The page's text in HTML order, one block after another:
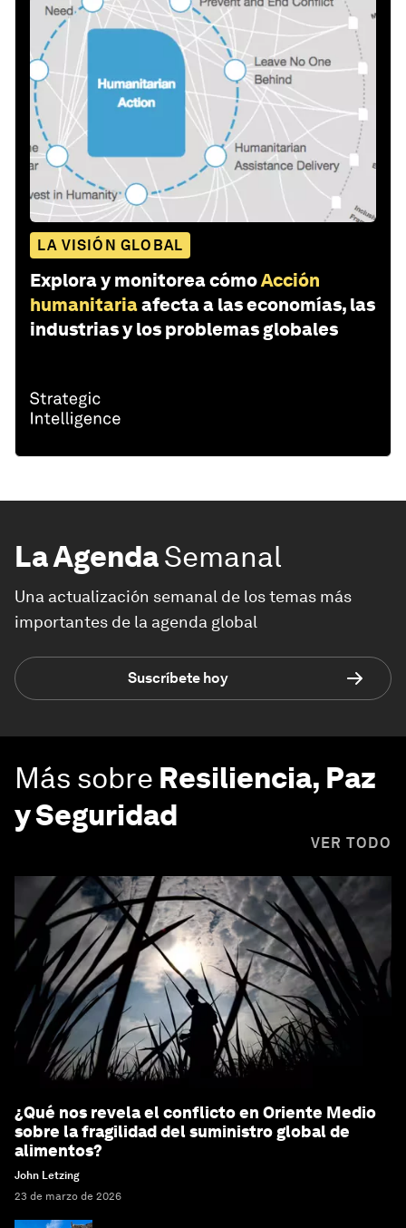
LA VISIÓN GLOBAL
Explora y monitorea cómoAcción
humanitariaafecta a las economías, las
industrias y los problemas globales
La AgendaSemanal
Una actualización semanal de los temas más
importantes de la agenda global
Suscríbete hoy
Más sobre Resiliencia, Paz
y Seguridad
VER TODO
¿Qué nos revela el conflicto en Oriente Medio
sobre la fragilidad del suministro global de
alimentos?
John Letzing
23 de marzo de 2026